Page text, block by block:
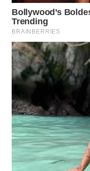
WAHANANEWS
ID
WAHANANEWS
CO ID
WAHANANEWS
WAHANA
SPORT
WAHANA
UMKM